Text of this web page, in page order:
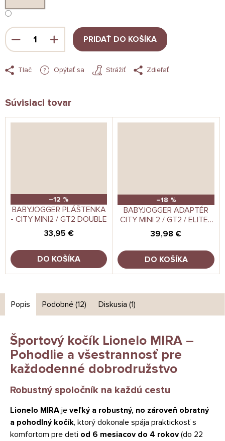
PRIDAŤ DO KOŠÍKA
Tlač Opýtať sa Strážiť Zdieľať
Súvisiaci tovar
–12 %
BABYJOGGER PLÁŠTENKA
- CITY MINI2 / GT2 DOUBLE
33,95 €
DO KOŠÍKA
–18 %
BABYJOGGER ADAPTÉR
CITY MINI 2 / GT2 / ELITE2
- SINGLE - CSA - MAXI
COSI/CYBEX
39,98 €
DO KOŠÍKA
Popis Podobné (12) Diskusia (1)
Športový kočík Lionelo MIRA –
Pohodlie a všestrannosť pre
každodenné dobrodružstvo
Robustný spoločník na každú cestu
Lionelo MIRA je veľký a robustný, no zároveň obratný
a pohodlný kočík, ktorý dokonale spája praktickosť s
komfortom pre deti od 6 mesiacov do 4 rokov (do 22